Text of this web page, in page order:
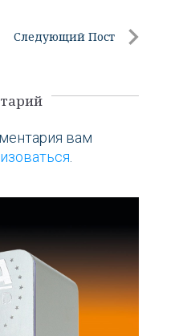
Следующий Пост
вам